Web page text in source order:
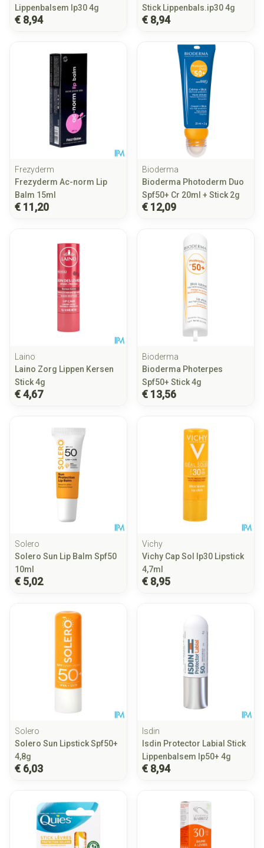
Lippenbalsem Ip30 4g
€ 8,94
Stick Lippenbals.ip30 4g
€ 8,94
Frezyderm
Frezyderm Ac-norm Lip
Balm 15ml
€ 11,20
Bioderma
Bioderma Photoderm Duo
Spf50+ Cr 20ml + Stick 2g
€ 12,09
Laino
Laino Zorg Lippen Kersen
Stick 4g
€ 4,67
Bioderma
Bioderma Photerpes
Spf50+ Stick 4g
€ 13,56
Solero
Solero Sun Lip Balm Spf50
10ml
€ 5,02
Vichy
Vichy Cap Sol Ip30 Lipstick
4,7ml
€ 8,95
Solero
Solero Sun Lipstick Spf50+
4,8g
€ 6,03
Isdin
Isdin Protector Labial Stick
Lippenbalsem Ip50+ 4g
€ 8,94